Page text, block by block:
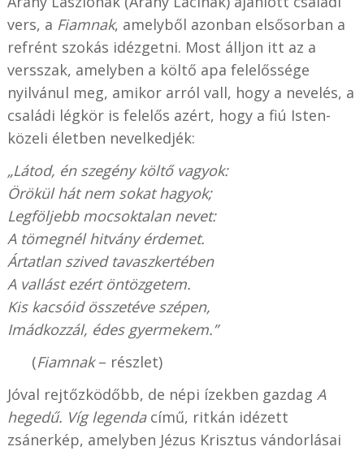
vers, a Fiamnak, amelyből azonban elsősorban a
refrént szokás idézgetni. Most álljon itt az a
versszak, amelyben a költő apa felelőssége
nyilvánul meg, amikor arról vall, hogy a nevelés, a
családi légkör is felelős azért, hogy a fiú Isten-
közeli életben nevelkedjék:
„Látod, én szegény költő vagyok:
Örökül hát nem sokat hagyok;
Legföljebb mocsoktalan nevet:
A tömegnél hitvány érdemet.
Ártatlan szived tavaszkertében
A vallást ezért öntözgetem.
Kis kacsóid összetéve szépen,
Imádkozzál, édes gyermekem.”
(Fiamnak– részlet)
Jóval rejtőzködőbb, de népi ízekben gazdag A
hegedű. Víg legendacímű, ritkán idézett
zsánerkép, amelyben Jézus Krisztus vándorlásai